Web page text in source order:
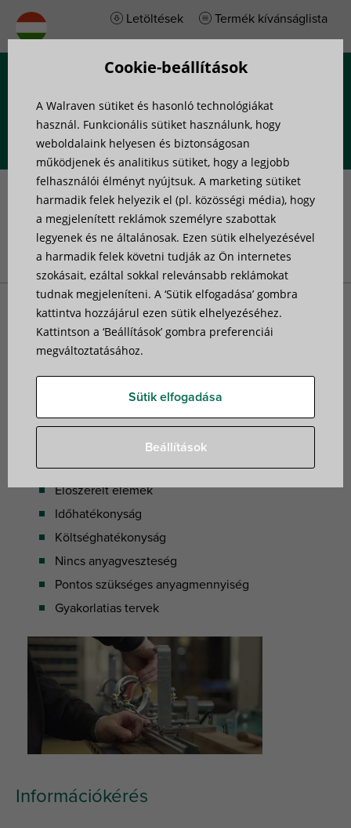
Letöltések Termék kívánságlista
Előszerelés
Nyitóoldal»Projekttámogatás»Előszerelés
Vágás, fúrás, méretezés? Ez mind sok időt vesz igénybe az
építkezéseknél. Nem is beszélve az anyagveszteségről
Mit tudunk ajánlani?
Előszerelt elemek
Időhatékonyság
Költséghatékonyság
Nincs anyagveszteség
Pontos szükséges anyagmennyiség
Gyakorlatias tervek
Információkérés
Cookie-beállítások
A Walraven sütiket és hasonló technológiákat
használ. Funkcionális sütiket használunk, hogy
weboldalaink helyesen és biztonságosan
működjenek és analitikus sütiket, hogy a legjobb
felhasználói élményt nyújtsuk. A marketing sütiket
harmadik felek helyezik el (pl. közösségi média), hogy
a megjelenített reklámok személyre szabottak
legyenek és ne általánosak. Ezen sütik elhelyezésével
a harmadik felek követni tudják az Ön internetes
szokásait, ezáltal sokkal relevánsabb reklámokat
tudnak megjeleníteni. A ‘Sütik elfogadása’ gombra
kattintva hozzájárul ezen sütik elhelyezéséhez.
Kattintson a ‘Beállítások’ gombra preferenciái
megváltoztatásához.
Sütik elfogadása
Beállítások